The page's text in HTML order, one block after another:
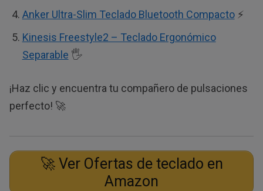
Anker Ultra-Slim Teclado Bluetooth Compacto⚡
Kinesis Freestyle2 – Teclado Ergonómico
Separable 🖐️
¡Haz clic y encuentra tu compañero de pulsaciones
perfecto! 🚀
🚀 Ver Ofertas de teclado en
Amazon